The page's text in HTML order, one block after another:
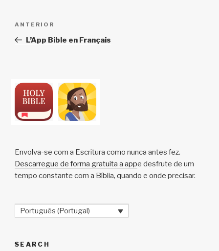
artigos
Conteúdo
anterior
ANTERIOR
L’App Bible en Français
Envolva-se com a Escritura como nunca antes fez.
Descarregue de forma gratuita a appe desfrute de um
tempo constante com a Bíblia, quando e onde precisar.
Português (Portugal)
SEARCH